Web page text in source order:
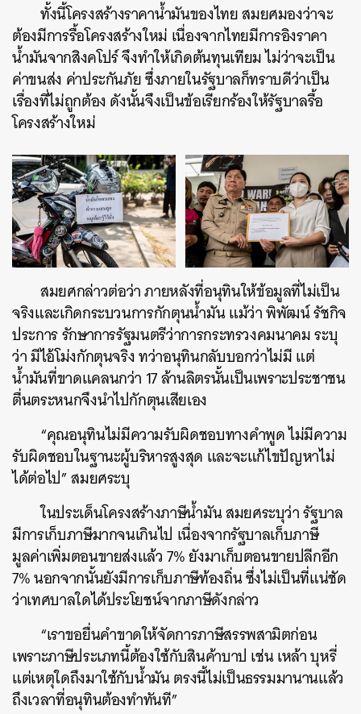
ทั้งนี้โครงสร้างราคาน้ำมันของไทย สมยศมองว่าจะ
ต้องมีการรื้อโครงสร้างใหม่ เนื่องจากไทยมีการอิงราคา
น้ำมันจากสิงคโปร์ จึงทำให้เกิดต้นทุนเทียม ไม่ว่าจะเป็น
ค่าขนส่ง ค่าประกันภัย ซึ่งภายในรัฐบาลก็ทราบดีว่าเป็น
เรื่องที่ไม่ถูกต้อง ดังนั้นจึงเป็นข้อเรียกร้องให้รัฐบาลรื้อ
โครงสร้างใหม่
สมยศกล่าวต่อว่า ภายหลังที่อนุทินให้ข้อมูลที่ไม่เป็น
จริงและเกิดกระบวนการกักตุนน้ำมัน แม้ว่า พิพัฒน์ รัชกิจ
ประการ รักษาการรัฐมนตรีว่าการกระทรวงคมนาคม ระบุ
ว่า มีไอ้โม่งกักตุนจริง ทว่าอนุทินกลับบอกว่าไม่มี แต่
น้ำมันที่ขาดแคลนกว่า 17 ล้านลิตรนั้นเป็นเพราะประชาชน
ตื่นตระหนกจึงนำไปกักตุนเสียเอง
“คุณอนุทินไม่มีความรับผิดชอบทางคำพูด ไม่มีความ
รับผิดชอบในฐานะผู้บริหารสูงสุด และจะแก้ไขปัญหาไม่
ได้ต่อไป” สมยศระบุ
ในประเด็นโครงสร้างภาษีน้ำมัน สมยศระบุว่า รัฐบาล
มีการเก็บภาษีมากจนเกินไป เนื่องจากรัฐบาลเก็บภาษี
มูลค่าเพิ่มตอนขายส่งแล้ว 7% ยังมาเก็บตอนขายปลีกอีก
7% นอกจากนั้นยังมีการเก็บภาษีท้องถิ่น ซึ่งไม่เป็นที่แน่ชัด
ว่าเทศบาลใดได้ประโยชน์จากภาษีดังกล่าว
“เราขอยื่นคำขาดให้จัดการภาษีสรรพสามิตก่อน
เพราะภาษีประเภทนี้ต้องใช้กับสินค้าบาป เช่น เหล้า บุหรี่
แต่เหตุใดถึงมาใช้กับน้ำมัน ตรงนี้ไม่เป็นธรรมมานานแล้ว
ถึงเวลาที่อนุทินต้องทำทันที”